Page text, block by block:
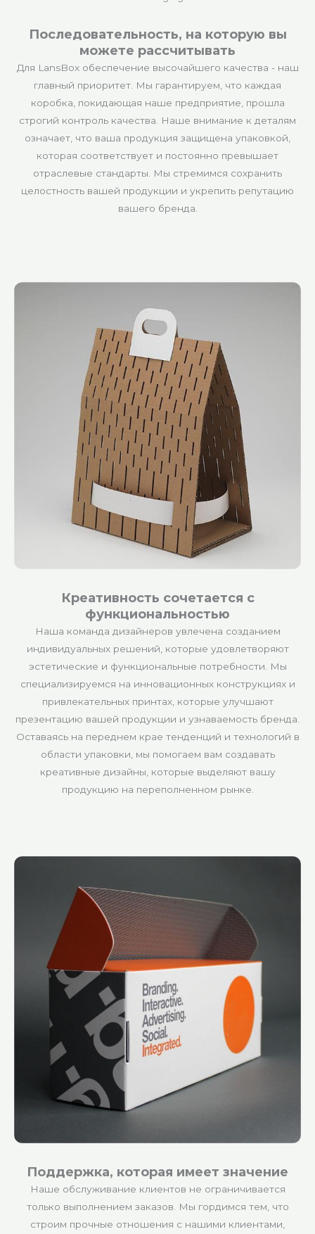
Последовательность, на которую вы
можете рассчитывать
Для LansBox обеспечение высочайшего качества - наш
главный приоритет. Мы гарантируем, что каждая
коробка, покидающая наше предприятие, прошла
строгий контроль качества. Наше внимание к деталям
означает, что ваша продукция защищена упаковкой,
которая соответствует и постоянно превышает
отраслевые стандарты. Мы стремимся сохранить
целостность вашей продукции и укрепить репутацию
вашего бренда.
Креативность сочетается с
функциональностью
Наша команда дизайнеров увлечена созданием
индивидуальных решений, которые удовлетворяют
эстетические и функциональные потребности. Мы
специализируемся на инновационных конструкциях и
привлекательных принтах, которые улучшают
презентацию вашей продукции и узнаваемость бренда.
Оставаясь на переднем крае тенденций и технологий в
области упаковки, мы помогаем вам создавать
креативные дизайны, которые выделяют вашу
продукцию на переполненном рынке.
Поддержка, которая имеет значение
Наше обслуживание клиентов не ограничивается
только выполнением заказов. Мы гордимся тем, что
строим прочные отношения с нашими клиентами,